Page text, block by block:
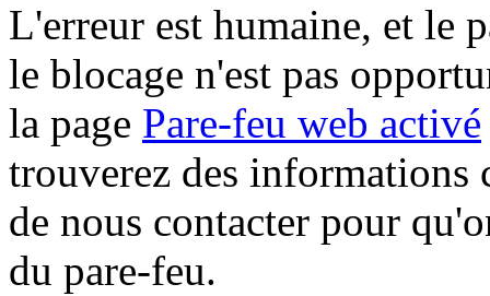
L'erreur est humaine, et le
le blocage n'est pas
la page Pare-feu web activé
trouverez des informations
de nous contacter pour
du pare-feu.